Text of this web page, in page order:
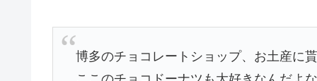
博多のチョコレートショップ、お土産